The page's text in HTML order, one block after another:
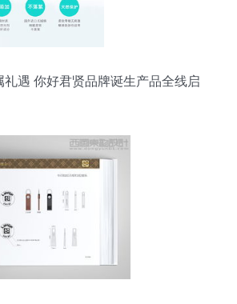
礼遇 你好君贤品牌诞生产品全线启